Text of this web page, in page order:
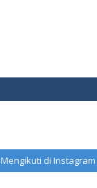
Mengikuti di Instagram